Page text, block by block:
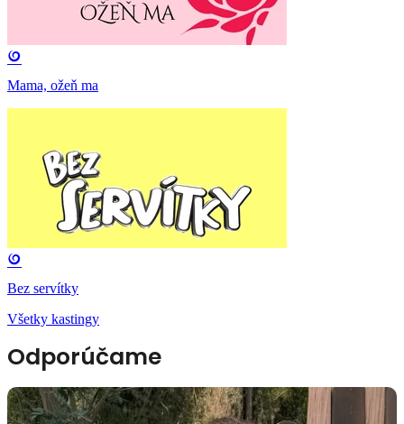
Mama, ožeň ma
Bez servítky
Všetky kastingy
Odporúčame